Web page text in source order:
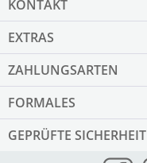
KONTAKT
EXTRAS
ZAHLUNGSARTEN
FORMALES
GEPRÜFTE SICHERHEIT